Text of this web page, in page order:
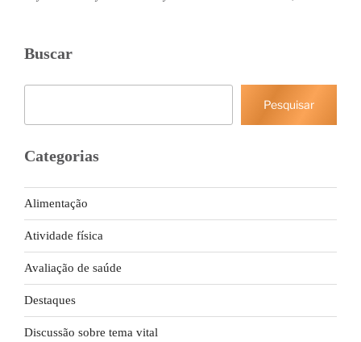
Buscar
Pesquisar
Categorias
Alimentação
Atividade física
Avaliação de saúde
Destaques
Discussão sobre tema vital